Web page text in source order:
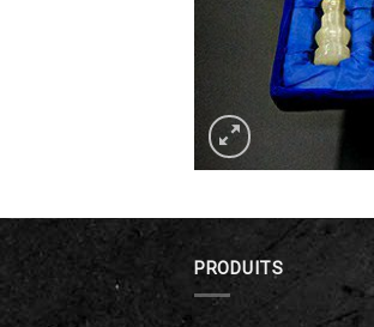
PRODUITS